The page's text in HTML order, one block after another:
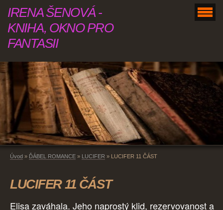
IRENA ŠENOVÁ -
KNIHA, OKNO PRO
FANTASII
Úvod » ĎÁBEL ROMANCE » LUCIFER » LUCIFER 11 ČÁST
LUCIFER 11 ČÁST
Elisa zaváhala. Jeho naprostý klid, rezervovanost a